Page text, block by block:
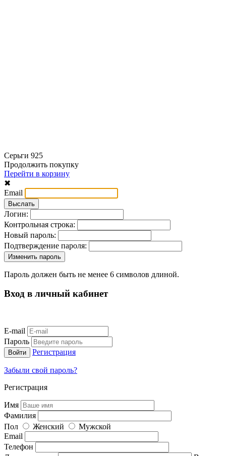
Серьги 925
Продолжить покупку
Перейти в корзину
✖
Email
Логин:
Контрольная строка:
Новый пароль:
Подтверждение пароля:
Пароль должен быть не менее 6 символов длиной.
Вход в личный кабинет
E-mail
Пароль
Регистрация
Забыли свой пароль?
Регистрация
Имя
Фамилия
Пол
Женский
Мужской
Email
Телефон